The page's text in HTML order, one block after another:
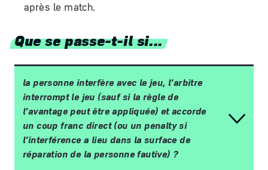
après le match.
Que se passe-t-il si...
la personne interfère avec le jeu, l’arbitre
interrompt le jeu (sauf si la règle de
l’avantage peut être appliquée) et accorde
un coup franc direct (ou un penalty si
l’interférence a lieu dans la surface de
réparation de la personne fautive) ?